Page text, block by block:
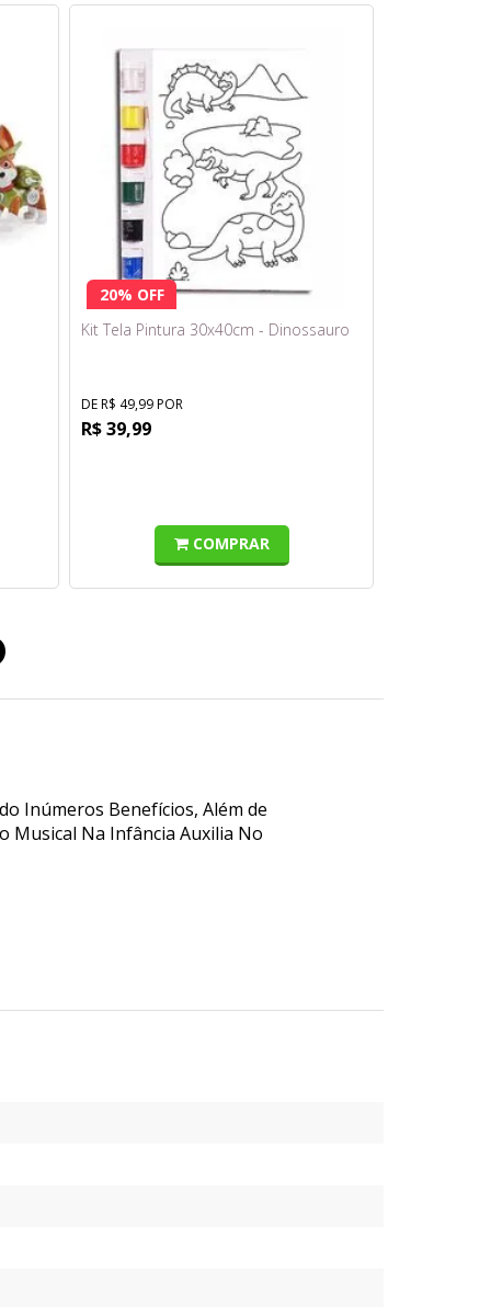
20% OFF
Kit Tela Pintura 30x40cm - Dinossauro
DE R$ 49,99 POR
R$ 39,99
COMPRAR
Inúmeros Benefícios, Além de
Musical Na Infância Auxilia No